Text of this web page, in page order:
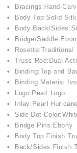
Bracings:Hand-
Body Top:Solid
Body Back/
Bridge/
Rosette:Traditional
Truss Rod:Dual
Binding:Top and
Binding
Logo:Pearl Logo
Inlay:Pearl
Side Dot
Bridge Pins:Ebony
Body Top
Back/Sides